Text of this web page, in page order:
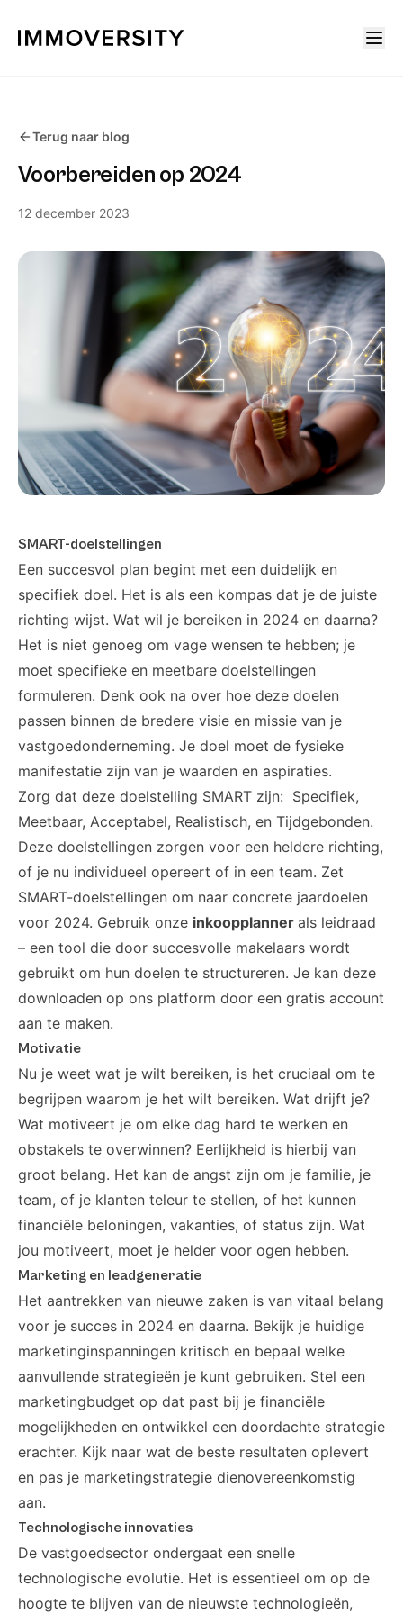
Terug naar blog
Voorbereiden op 2024
12 december 2023
SMART-doelstellingen
Een succesvol plan begint met een duidelijk en
specifiek doel. Het is als een kompas dat je de juiste
richting wijst. Wat wil je bereiken in 2024 en daarna?
Het is niet genoeg om vage wensen te hebben; je
moet specifieke en meetbare doelstellingen
formuleren. Denk ook na over hoe deze doelen
passen binnen de bredere visie en missie van je
vastgoedonderneming. Je doel moet de fysieke
manifestatie zijn van je waarden en aspiraties.
Zorg dat deze doelstelling SMART zijn: Specifiek,
Meetbaar, Acceptabel, Realistisch, en Tijdgebonden.
Deze doelstellingen zorgen voor een heldere richting,
of je nu individueel opereert of in een team. Zet
SMART-doelstellingen om naar concrete jaardoelen
voor 2024. Gebruik onze inkoopplanner als leidraad
– een tool die door succesvolle makelaars wordt
gebruikt om hun doelen te structureren. Je kan deze
downloaden op ons platform door een gratis account
aan te maken.
Motivatie
Nu je weet wat je wilt bereiken, is het cruciaal om te
begrijpen waarom je het wilt bereiken. Wat drijft je?
Wat motiveert je om elke dag hard te werken en
obstakels te overwinnen? Eerlijkheid is hierbij van
groot belang. Het kan de angst zijn om je familie, je
team, of je klanten teleur te stellen, of het kunnen
financiële beloningen, vakanties, of status zijn. Wat
jou motiveert, moet je helder voor ogen hebben.
Marketing en leadgeneratie
Het aantrekken van nieuwe zaken is van vitaal belang
voor je succes in 2024 en daarna. Bekijk je huidige
marketinginspanningen kritisch en bepaal welke
aanvullende strategieën je kunt gebruiken. Stel een
marketingbudget op dat past bij je financiële
mogelijkheden en ontwikkel een doordachte strategie
erachter. Kijk naar wat de beste resultaten oplevert
en pas je marketingstrategie dienovereenkomstig
aan.
Technologische innovaties
De vastgoedsector ondergaat een snelle
technologische evolutie. Het is essentieel om op de
hoogte te blijven van de nieuwste technologieën,